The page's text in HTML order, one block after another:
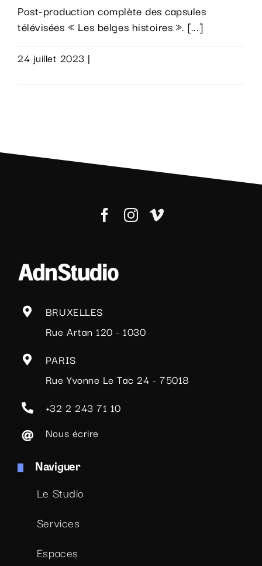
Post-production complète des capsules
télévisées « Les belges histoires ». [...]
24 juillet 2023 |
BRUXELLES
Rue Artan 120 - 1030
PARIS
Rue Yvonne Le Tac 24 - 75018
+32 2 243 71 10
Nous écrire
Naviguer
Le Studio
Services
Espaces